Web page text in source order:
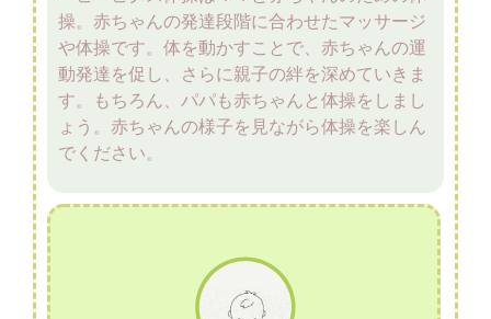
操。赤ちゃんの発達段階に合わせたマッサージ
や体操です。体を動かすことで、赤ちゃんの運
動発達を促し、さらに親子の絆を深めていきま
す。もちろん、パパも赤ちゃんと体操をしまし
ょう。赤ちゃんの様子を見ながら体操を楽しん
でください。